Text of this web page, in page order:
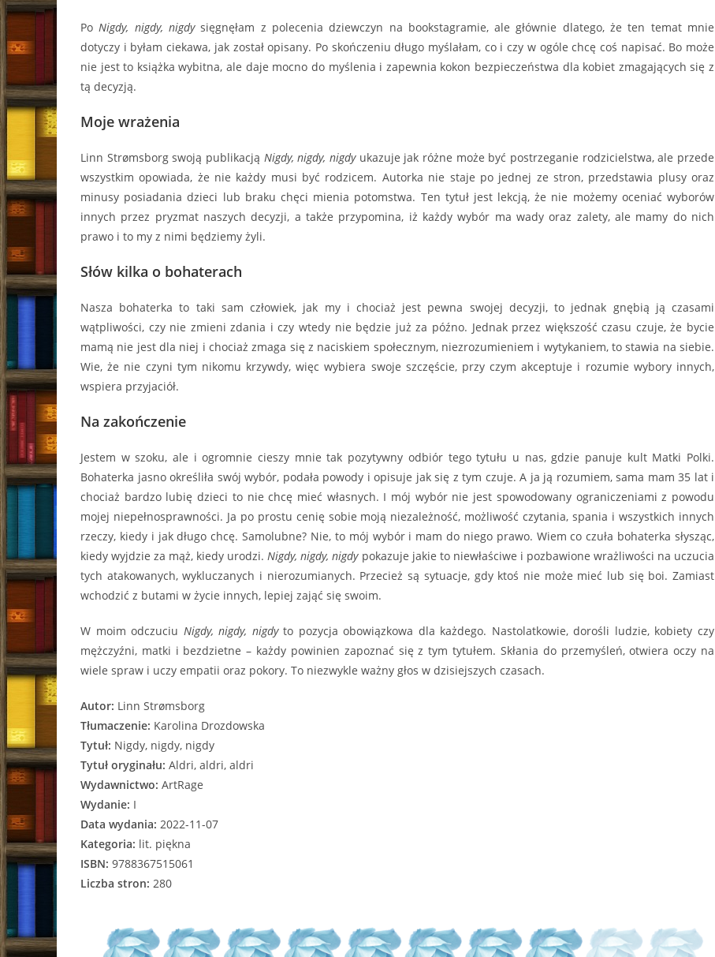
PoNigdy, nigdy, nigdysięgnęłam z polecenia dziewczyn na bookstagramie, ale głównie dlatego, że ten temat mnie
dotyczy i byłam ciekawa, jak został opisany. Po skończeniu długo myślałam, co i czy w ogóle chcę coś napisać. Bo może
nie jest to książka wybitna, ale daje mocno do myślenia i zapewnia kokon bezpieczeństwa dla kobiet zmagających się z
tą decyzją.
Moje wrażenia
Linn Strømsborg swoją publikacją Nigdy, nigdy, nigdyukazuje jak różne może być postrzeganie rodzicielstwa, ale przede
wszystkim opowiada, że nie każdy musi być rodzicem. Autorka nie staje po jednej ze stron, przedstawia plusy oraz
minusy posiadania dzieci lub braku chęci mienia potomstwa. Ten tytuł jest lekcją, że nie możemy oceniać wyborów
innych przez pryzmat naszych decyzji, a także przypomina, iż każdy wybór ma wady oraz zalety, ale mamy do nich
prawo i to my z nimi będziemy żyli.
Słów kilka o bohaterach
Nasza bohaterka to taki sam człowiek, jak my i chociaż jest pewna swojej decyzji, to jednak gnębią ją czasami
wątpliwości, czy nie zmieni zdania i czy wtedy nie będzie już za późno. Jednak przez większość czasu czuje, że bycie
mamą nie jest dla niej i chociaż zmaga się z naciskiem społecznym, niezrozumieniem i wytykaniem, to stawia na siebie.
Wie, że nie czyni tym nikomu krzywdy, więc wybiera swoje szczęście, przy czym akceptuje i rozumie wybory innych,
wspiera przyjaciół.
Na zakończenie
Jestem w szoku, ale i ogromnie cieszy mnie tak pozytywny odbiór tego tytułu u nas, gdzie panuje kult Matki Polki.
Bohaterka jasno określiła swój wybór, podała powody i opisuje jak się z tym czuje. A ja ją rozumiem, sama mam 35 lat i
chociaż bardzo lubię dzieci to nie chcę mieć własnych. I mój wybór nie jest spowodowany ograniczeniami z powodu
mojej niepełnosprawności. Ja po prostu cenię sobie moją niezależność, możliwość czytania, spania i wszystkich innych
rzeczy, kiedy i jak długo chcę. Samolubne? Nie, to mój wybór i mam do niego prawo. Wiem co czuła bohaterka słysząc,
kiedy wyjdzie za mąż, kiedy urodzi.Nigdy, nigdy, nigdypokazuje jakie to niewłaściwe i pozbawione wrażliwości na uczucia
tych atakowanych, wykluczanych i nierozumianych. Przecież są sytuacje, gdy ktoś nie może mieć lub się boi. Zamiast
wchodzić z butami w życie innych, lepiej zająć się swoim.
W moim odczuciu Nigdy, nigdy, nigdyto pozycja obowiązkowa dla każdego. Nastolatkowie, dorośli ludzie, kobiety czy
mężczyźni, matki i bezdzietne – każdy powinien zapoznać się z tym tytułem. Skłania do przemyśleń, otwiera oczy na
wiele spraw i uczy empatii oraz pokory. To niezwykle ważny głos w dzisiejszych czasach.
Autor: Linn Strømsborg
Tłumaczenie: Karolina Drozdowska
Tytuł: Nigdy, nigdy, nigdy
Tytuł oryginału: Aldri, aldri, aldri
Wydawnictwo: ArtRage
Wydanie: I
Data wydania: 2022-11-07
Kategoria: lit. piękna
ISBN: 9788367515061
Liczba stron: 280